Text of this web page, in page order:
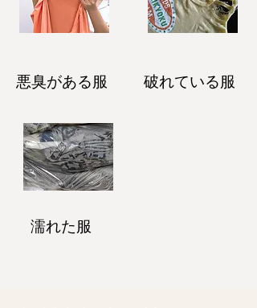
悪臭がある服 破れている服
濡れた服